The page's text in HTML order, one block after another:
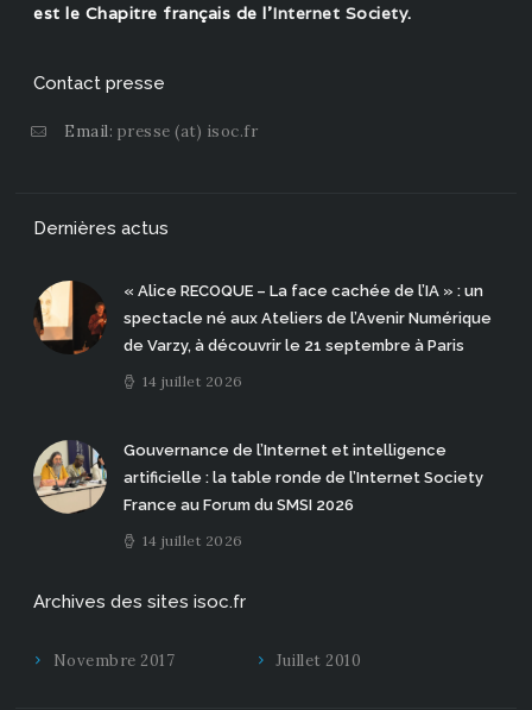
est le Chapitre français de l'Internet Society.
Contact presse
Email: presse (at) isoc.fr
Dernières actus
« Alice RECOQUE – La face cachée de l’IA » : un
spectacle né aux Ateliers de l’Avenir Numérique
de Varzy, à découvrir le 21 septembre à Paris
14 juillet 2026
Gouvernance de l’Internet et intelligence
artificielle : la table ronde de l’Internet Society
France au Forum du SMSI 2026
14 juillet 2026
Archives des sites isoc.fr
Novembre 2017 Juillet 2010